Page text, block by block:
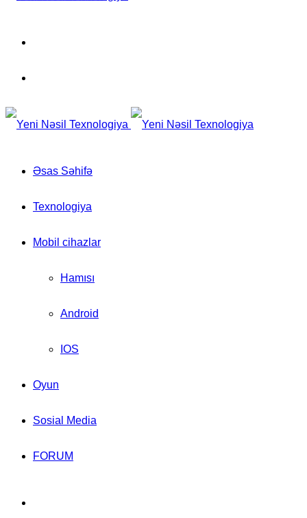
Əsas Səhifə
Texnologiya
Mobil cihazlar
Hamısı
Android
IOS
Oyun
Sosial Media
FORUM